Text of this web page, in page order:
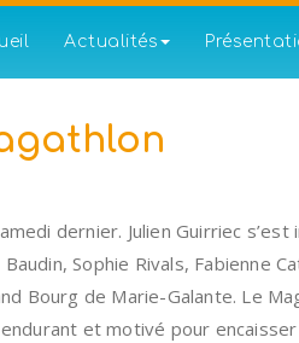
Actualités
dernier. Julien Guirriec s’est
Sophie Rivals, Fabienne
Bourg de Marie-Galante. Le
et motivé pour